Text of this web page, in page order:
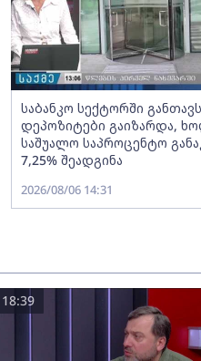
საბანკო სექტორში
დეპოზიტები გაიზარდა,
საშუალო საპროცენტო
7,25% შეადგინა
2026/08/06 14:31
18:39